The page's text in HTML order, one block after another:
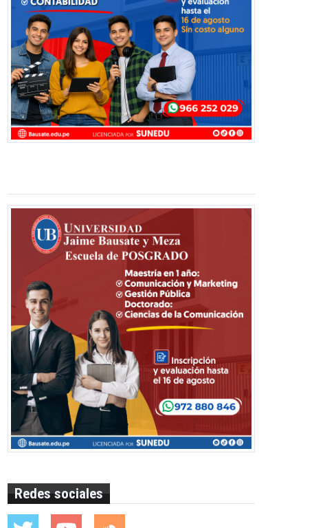
Redes sociales